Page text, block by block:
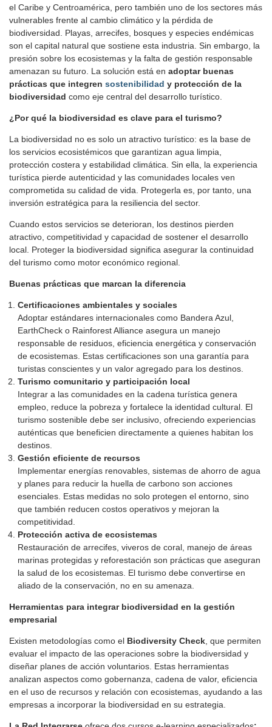
el Caribe y Centroamérica, pero también uno de los sectores más
vulnerables frente al cambio climático y la pérdida de
biodiversidad. Playas, arrecifes, bosques y especies endémicas
son el capital natural que sostiene esta industria. Sin embargo, la
presión sobre los ecosistemas y la falta de gestión responsable
amenazan su futuro. La solución está en adoptar buenas
prácticas que integren sostenibilidad y protección de la
biodiversidad como eje central del desarrollo turístico.
¿Por qué la biodiversidad es clave para el turismo?
La biodiversidad no es solo un atractivo turístico: es la base de
los servicios ecosistémicos que garantizan agua limpia,
protección costera y estabilidad climática. Sin ella, la experiencia
turística pierde autenticidad y las comunidades locales ven
comprometida su calidad de vida. Protegerla es, por tanto, una
inversión estratégica para la resiliencia del sector.
Cuando estos servicios se deterioran, los destinos pierden
atractivo, competitividad y capacidad de sostener el desarrollo
local. Proteger la biodiversidad significa asegurar la continuidad
del turismo como motor económico regional.
Buenas prácticas que marcan la diferencia
Certificaciones ambientales y sociales
Adoptar estándares internacionales como Bandera Azul,
EarthCheck o Rainforest Alliance asegura un manejo
responsable de residuos, eficiencia energética y conservación
de ecosistemas. Estas certificaciones son una garantía para
turistas conscientes y un valor agregado para los destinos.
Turismo comunitario y participación local
Integrar a las comunidades en la cadena turística genera
empleo, reduce la pobreza y fortalece la identidad cultural. El
turismo sostenible debe ser inclusivo, ofreciendo experiencias
auténticas que beneficien directamente a quienes habitan los
destinos.
Gestión eficiente de recursos
Implementar energías renovables, sistemas de ahorro de agua
y planes para reducir la huella de carbono son acciones
esenciales. Estas medidas no solo protegen el entorno, sino
que también reducen costos operativos y mejoran la
competitividad.
Protección activa de ecosistemas
Restauración de arrecifes, viveros de coral, manejo de áreas
marinas protegidas y reforestación son prácticas que aseguran
la salud de los ecosistemas. El turismo debe convertirse en
aliado de la conservación, no en su amenaza.
Herramientas para integrar biodiversidad en la gestión
empresarial
Existen metodologías como el Biodiversity Check , que permiten
evaluar el impacto de las operaciones sobre la biodiversidad y
diseñar planes de acción voluntarios. Estas herramientas
analizan aspectos como gobernanza, cadena de valor, eficiencia
en el uso de recursos y relación con ecosistemas, ayudando a las
empresas a incorporar la biodiversidad en su estrategia.